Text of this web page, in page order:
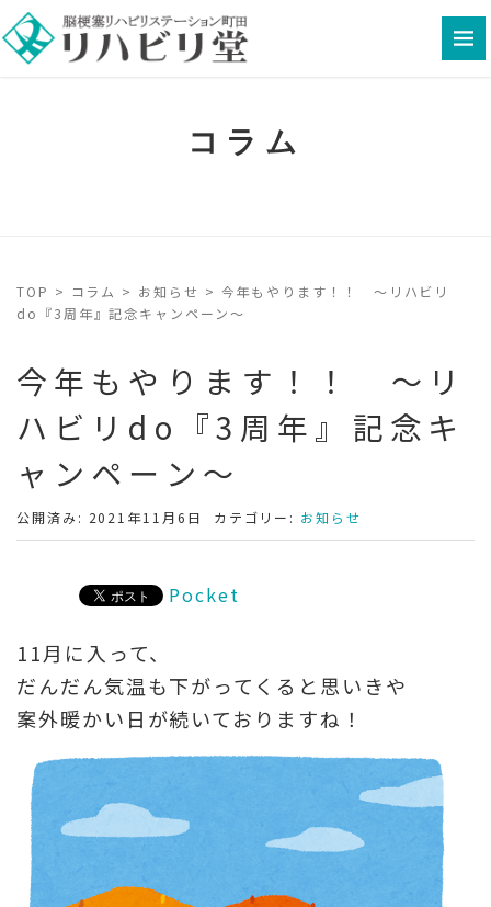
コラム
TOP > コラム > お知らせ > 今年もやります！！ ～リハビリ
do『3周年』記念キャンペーン～
今年もやります！！ ～リ
ハビリdo『3周年』記念キ
ャンペーン～
公開済み: 2021年11月6日 カテゴリー: お知らせ
Pocket
11月に入って、
だんだん気温も下がってくると思いきや
案外暖かい日が続いておりますね！